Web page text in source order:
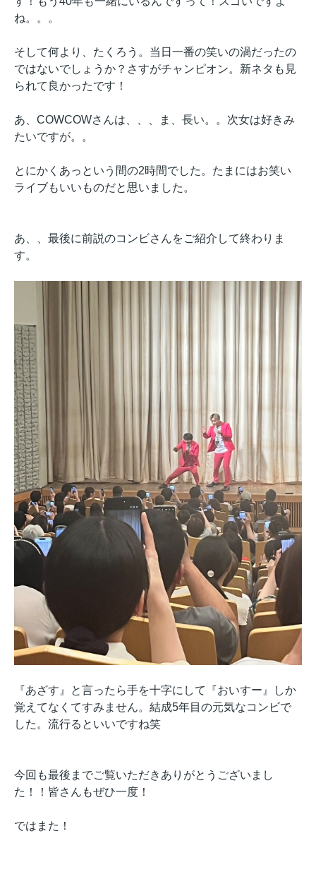
ね。。。
そして何より、たくろう。当日一番の笑いの渦だったの
ではないでしょうか？さすがチャンピオン。新ネタも見
られて良かったです！
あ、COWCOWさんは、、、ま、長い。。次女は好きみ
たいですが。。
とにかくあっという間の2時間でした。たまにはお笑い
ライブもいいものだと思いました。
あ、、最後に前説のコンビさんをご紹介して終わりま
す。
『あざす』と言ったら手を十字にして『おいすー』しか
覚えてなくてすみません。結成5年目の元気なコンビで
した。流行るといいですね笑
今回も最後までご覧いただきありがとうございまし
た！！皆さんもぜひ一度！
ではまた！